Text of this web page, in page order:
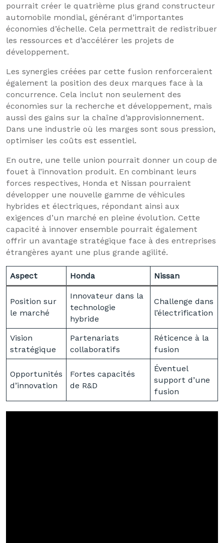
pourrait créer le quatrième plus grand constructeur
automobile mondial, générant d’importantes
économies d’échelle. Cela permettrait de redistribuer
les ressources et d’accélérer les projets de
développement.
Les synergies créées par cette fusion renforceraient
également la position des deux marques face à la
concurrence. Cela inclut non seulement des
économies sur la recherche et développement, mais
aussi des gains sur la chaîne d’approvisionnement.
Dans une industrie où les marges sont sous pression,
optimiser les coûts est essentiel.
En outre, une telle union pourrait donner un coup de
fouet à l’innovation produit. En combinant leurs
forces respectives, Honda et Nissan pourraient
développer une nouvelle gamme de véhicules
hybrides et électriques, répondant ainsi aux
exigences d’un marché en pleine évolution. Cette
capacité à innover ensemble pourrait également
offrir un avantage stratégique face à des entreprises
étrangères ayant une plus grande agilité.
Aspect Honda Nissan
Position sur
le marché
Innovateur dans la
technologie
hybride
Challenge dans
l’électrification
Vision
stratégique
Partenariats
collaboratifs
Réticence à la
fusion
Opportunités
d’innovation
Fortes capacités
de R&D
Éventuel
support d’une
fusion